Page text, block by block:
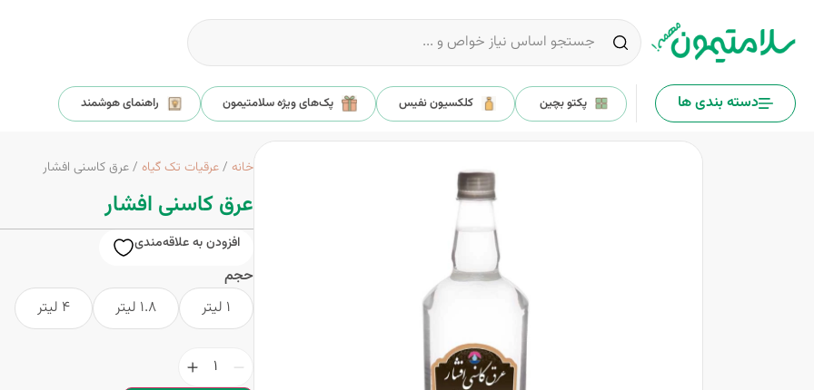
دسته بندی ها پکتو بچین کلکسیون نفیس پک‌های ویژه سلامتیمون راهنمای هوشمند
خانه /عرقیات تک گیاه / عرق کاسنی افشار
عرق کاسنی افشار
افزودن به علاقه‌مندی
حجم
1 لیتر
1.8 لیتر 4 لیتر